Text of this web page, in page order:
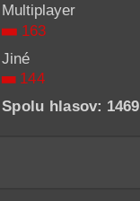
Multiplayer
163
Jiné
144
Spolu hlasov: 1469